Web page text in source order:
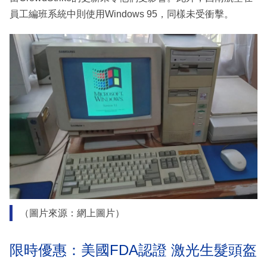
員工編班系統中則使用Windows 95，同樣未受衝擊。
（圖片來源：網上圖片）
限時優惠：美國FDA認證 激光生髮頭盔